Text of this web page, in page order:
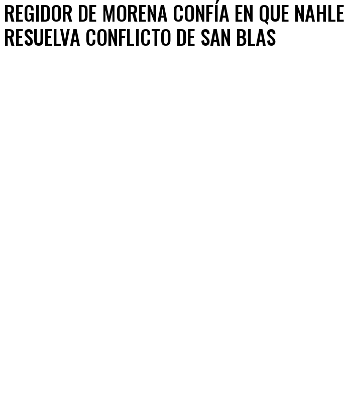
REGIDOR DE MORENA CONFÍA EN QUE NAHLE
RESUELVA CONFLICTO DE SAN BLAS